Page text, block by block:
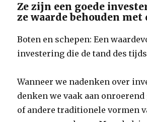
Ze zijn een goede
ze waarde behouden
Boten en schepen: Een
investering die de tand des
Wanneer we nadenken over
denken we vaak aan onroerend
of andere traditionele vormen